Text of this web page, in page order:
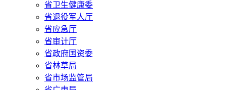
省卫生健康委
省退役军人厅
省应急厅
省审计厅
省政府国资委
省林草局
省市场监管局